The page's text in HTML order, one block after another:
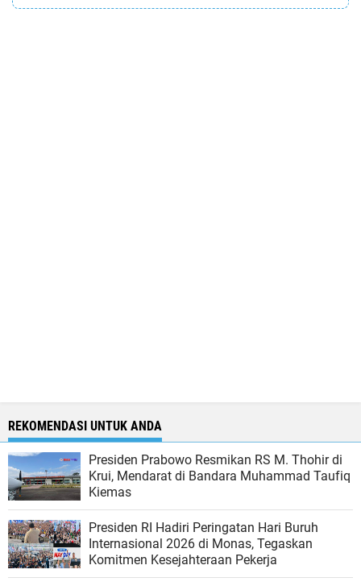
REKOMENDASI UNTUK ANDA
Presiden Prabowo Resmikan RS M. Thohir di
Krui, Mendarat di Bandara Muhammad Taufiq
Kiemas
Presiden RI Hadiri Peringatan Hari Buruh
Internasional 2026 di Monas, Tegaskan
Komitmen Kesejahteraan Pekerja